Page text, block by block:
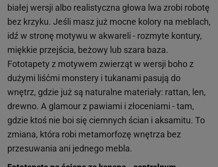
białej wersji albo realistyczna głowa lwa zrobi robotę
bez krzyku. Jeśli masz już mocne kolory na meblach,
idź w stronę motywu w akwareli - rozmyte kontury,
miękkie przejścia, beżowy lub szara baza.
Fototapety z motywem zwierząt w wersji boho z
dużymi liśćmi monstery i tukanami pasują do
wnętrz, gdzie już są naturalne materiały: rattan, len,
drewno. A glamour z pawiami i złoceniami - tam,
gdzie ktoś nie boi się ciemnych ścian i aksamitu. To
zmiana, która robi metamorfozę wnętrza bez
przesuwania ani jednego mebla.